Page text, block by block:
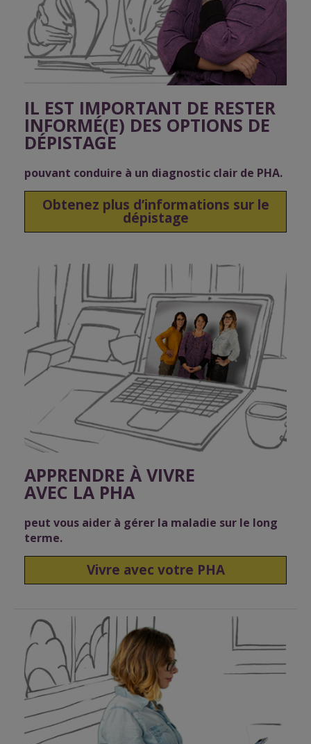
IL EST IMPORTANT DE RESTER
INFORMÉ(E) DES OPTIONS DE
DÉPISTAGE
pouvant conduire à un diagnostic clair de PHA.
Obtenez plus d’informations sur le
dépistage
APPRENDRE À VIVRE
AVEC LA PHA
peut vous aider à gérer la maladie sur le long
terme.
Vivre avec votre PHA